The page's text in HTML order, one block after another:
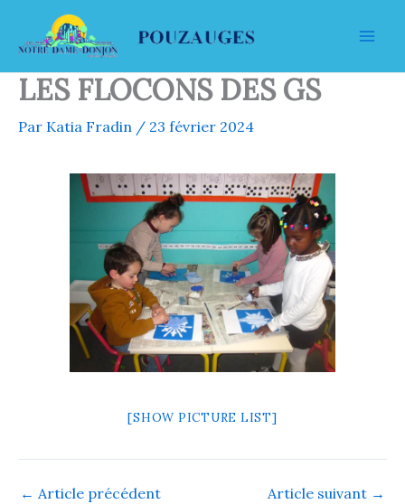
contenu
LES FLOCONS DES GS
Par Katia Fradin / 23 février 2024
[SHOW PICTURE LIST]
← Article précédent Article suivant →